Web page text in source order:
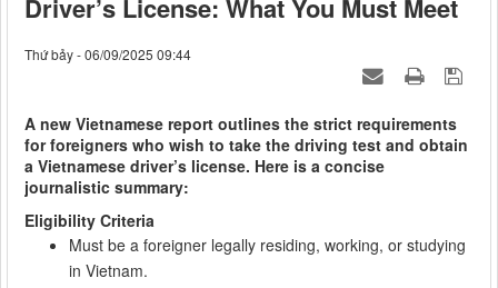
Driver’s License: What You Must Meet
Thứ bảy - 06/09/2025 09:44
A new Vietnamese report outlines the strict requirements
for foreigners who wish to take the driving test and obtain
a Vietnamese driver’s license. Here is a concise
journalistic summary:
Eligibility Criteria
Must be a foreigner legally residing, working, or studying
in Vietnam.